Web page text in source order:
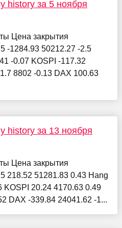
history за 5 ноября
Цена закрытия
-1284.93 50212.27 -2.5
-0.07 KOSPI -117.32
8802 -0.13 DAX 100.63
history за 13 ноября
Цена закрытия
218.52 51281.83 0.43 Hang
KOSPI 20.24 4170.63 0.49
DAX -339.84 24041.62 -1...